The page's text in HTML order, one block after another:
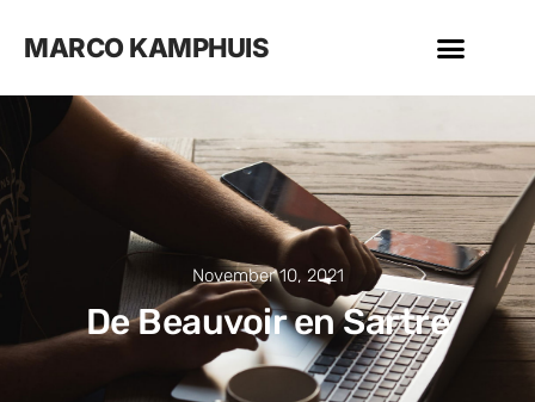
MARCO KAMPHUIS
November 10, 2021
De Beauvoir en Sartre